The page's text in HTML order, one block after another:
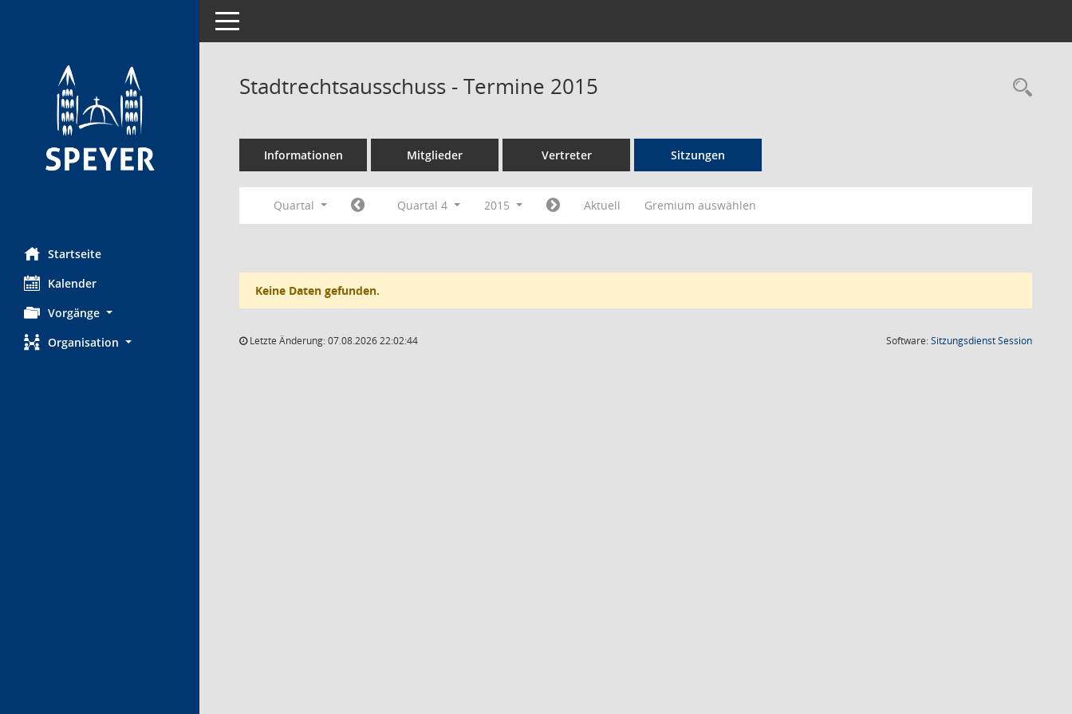
Startseite
Kalender
Vorgänge
Organisation
Toggle navigation
Stadtrechtsausschuss - Termine 2015
Informationen Mitglieder Vertreter Sitzungen
Quartal Quartal 4 2015 Aktuell Gremium auswählen
Keine Daten gefunden.
Letzte Änderung: 07.08.2026 22:02:44 Software:SitzungsdienstSession(Wird in